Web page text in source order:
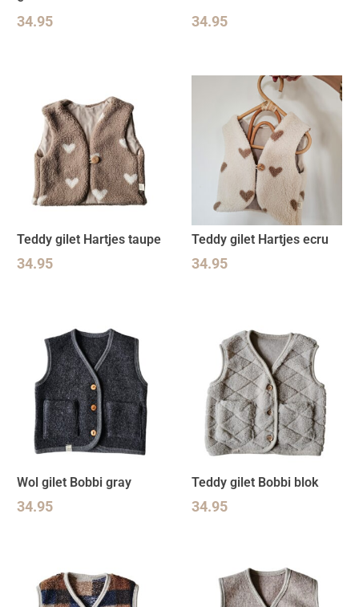
34.95 34.95
Teddy gilet Hartjes taupe
34.95
Teddy gilet Hartjes ecru
34.95
Wol gilet Bobbi gray
34.95
Teddy gilet Bobbi blok
34.95